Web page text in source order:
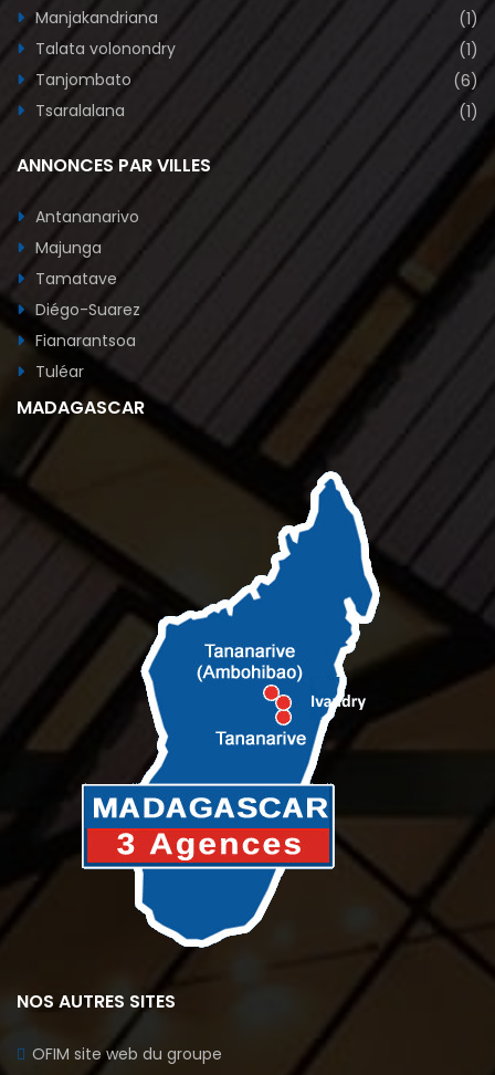
Manjakandriana
(1)
Talata volonondry
(1)
Tanjombato
(6)
Tsaralalana
(1)
ANNONCES PAR VILLES
Antananarivo
Majunga
Tamatave
Diégo-Suarez
Fianarantsoa
Tuléar
MADAGASCAR
NOS AUTRES SITES
OFIM site web du groupe